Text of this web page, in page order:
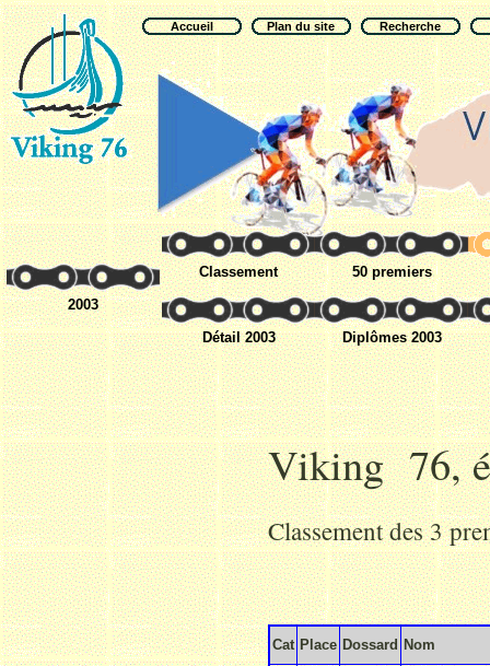
Accueil Plan du site Recherche
2003
Classement 50 premiers
Détail 2003 Diplômes 2003
Viking 76,
Classement des 3
Cat Place Dossard Nom